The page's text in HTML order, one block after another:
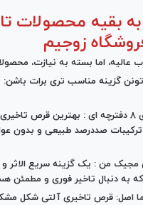
به بقیه محصولات
زوجیم
عالیه، اما بسته به نیازت،
گزینه مناسب تری برات باشن:
: بهترین قرص
ترکیبات صددرصد طبیعی و بدون
مجیک من : یک گزینه سریع الاثر و
به دنبال تاخیر فوری و مطمئن
اصل: قرص تاخیری آلتی شکل